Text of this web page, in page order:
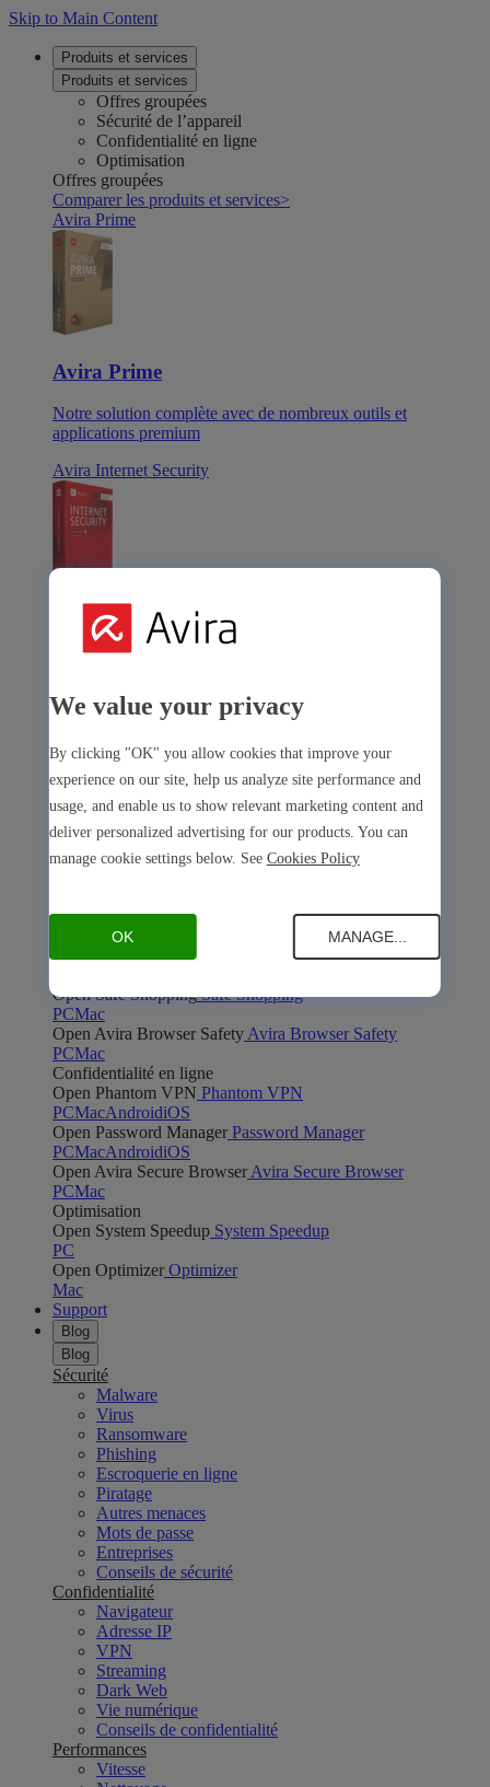
Skip to Main Content
Produits et services
Produits et services
Offres groupées
Sécurité de l’appareil
Confidentialité en ligne
Optimisation
Offres groupées
Comparer les produits et services>
Avira Prime
Avira Prime
Notre solution complète avec de nombreux outils et
applications premium
Avira Internet Security
Avira Internet Security
Free Security
Free Security
Open AntivirusAntivirus
Android
Open Software Updater
Software Updater
Open Safe ShoppingSafe Shopping
PCMac
Open Avira Browser Safety Avira Browser Safety
PCMac
Confidentialité en ligne
Open Phantom VPN Phantom VPN
PCMacAndroidiOS
Open Password Manager Password Manager
PCMacAndroidiOS
Open Avira Secure Browser Avira Secure Browser
PCMac
Optimisation
Open System Speedup System Speedup
PC
Open Optimizer Optimizer
Mac
Support
Blog
Blog
Sécurité
Malware
Virus
Ransomware
Phishing
Escroquerie en ligne
Piratage
Autres menaces
Mots de passe
Entreprises
Conseils de sécurité
Confidentialité
Navigateur
Adresse IP
VPN
Streaming
Dark Web
Vie numérique
Conseils de confidentialité
Performances
Vitesse
We value your privacy
By clicking "OK" you allow cookies that improve your
experience on our site, help us analyze site performance and
usage, and enable us to show relevant marketing content and
deliver personalized advertising for our products. You can
manage cookie settings below. See Cookies Policy
OK MANAGE...